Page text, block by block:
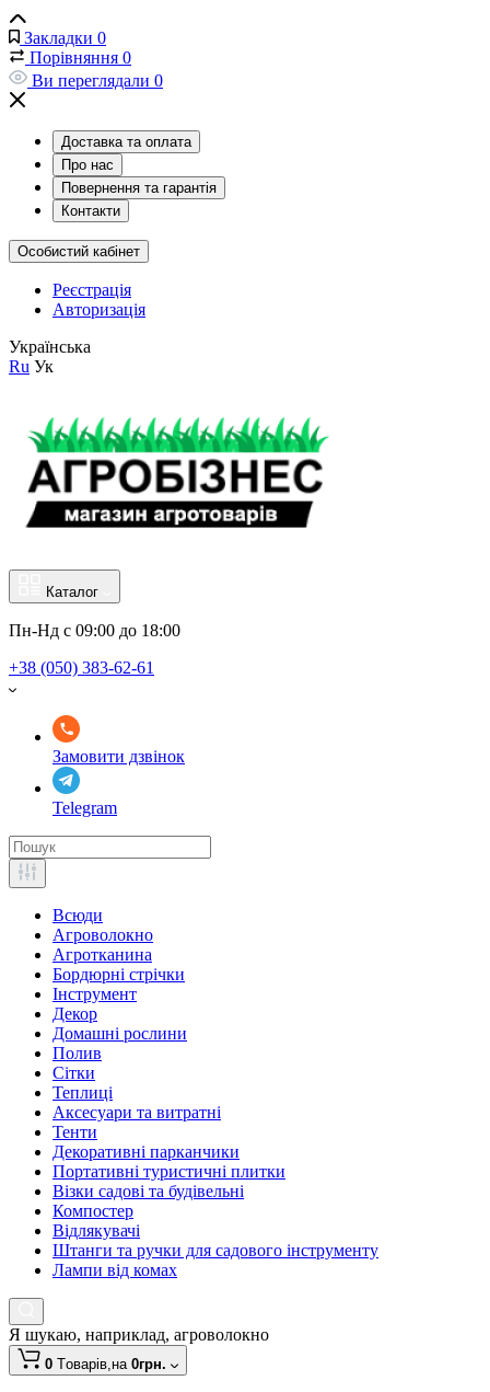
Закладки 0
Порівняння 0
Ви переглядали 0
Доставка та оплата
Про нас
Повернення та гарантія
Контакти
Особистий кабінет
Реєстрація
Авторизація
Українська
Ru Ук
Каталог
Пн-Нд с 09:00 до 18:00
+38 (050) 383-62-61
Замовити дзвінок
Telegram
Всюди
Агроволокно
Агротканина
Бордюрні стрічки
Інструмент
Декор
Домашні рослини
Полив
Сітки
Теплиці
Аксесуари та витратні
Тенти
Декоративні парканчики
Портативні туристичні плитки
Візки садові та будівельні
Компостер
Відлякувачі
Штанги та ручки для садового інструменту
Лампи від комах
Я шукаю, наприклад, агроволокно
0 Tоварів,на 0грн.